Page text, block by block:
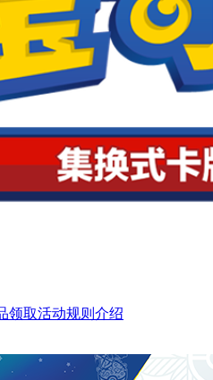
领取活动规则介绍